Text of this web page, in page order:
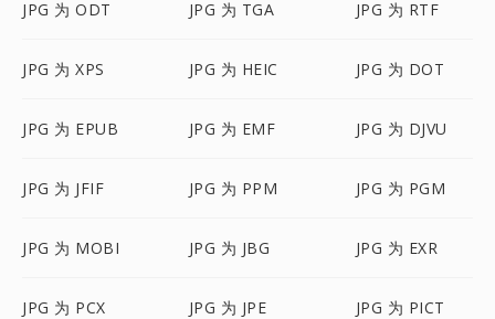
JPG 为 ODT JPG 为 TGA JPG 为 RTF
JPG 为 XPS JPG 为 HEIC JPG 为 DOT
JPG 为 EPUB JPG 为 EMF JPG 为 DJVU
JPG 为 JFIF JPG 为 PPM JPG 为 PGM
JPG 为 MOBI JPG 为 JBG JPG 为 EXR
JPG 为 PCX JPG 为 JPE JPG 为 PICT